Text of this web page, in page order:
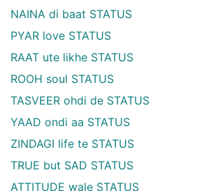
NAINA di baat STATUS
PYAR love STATUS
RAAT ute likhe STATUS
ROOH soul STATUS
TASVEER ohdi de STATUS
YAAD ondi aa STATUS
ZINDAGI life te STATUS
TRUE but SAD STATUS
ATTITUDE wale STATUS